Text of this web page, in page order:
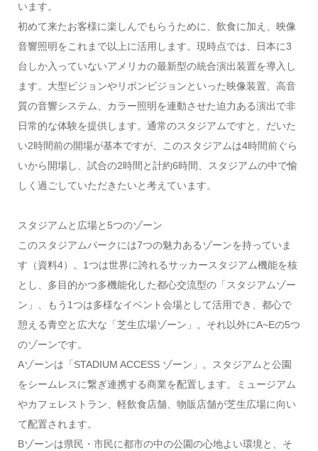
います。
初めて来たお客様に楽しんでもらうために、飲食に加え、映像
音響照明をこれまで以上に活用します。現時点では、日本に3
台しか入っていないアメリカの最新型の統合演出装置を導入し
ます。大型ビジョンやリボンビジョンといった映像装置、高音
質の音響システム、カラー照明を連動させた迫力ある演出で非
日常的な体験を提供します。通常のスタジアムですと、だいた
い2時間前の開場が基本ですが、このスタジアムは4時間前ぐら
いから開場し、試合の2時間と計約6時間、スタジアムの中で愉
しく過ごしていただきたいと考えています。
スタジアムと広場と5つのゾーン
このスタジアムパークには7つの魅力あるゾーンを持っていま
す（資料4）。1つは世界に誇れるサッカースタジアム機能を核
とし、多目的かつ多機能化した都心交流型の「スタジアムゾー
ン」、もう1つは多様なイベント会場として活用でき、都心で
憩える青空と広大な「芝生広場ゾーン」。それ以外にA~Eの5つ
のゾーンです。
Aゾーンは「STADIUM ACCESS ゾーン」。スタジアムと公園
をシームレスに繋ぎ連携する商業を配置します。ミュージアム
やカフェレストラン、軽飲食店舗、物販店舗が芝生広場に向い
て配置されます。
Bゾーンは県民・市民に都市の中の公園の心地よい環境と、そ